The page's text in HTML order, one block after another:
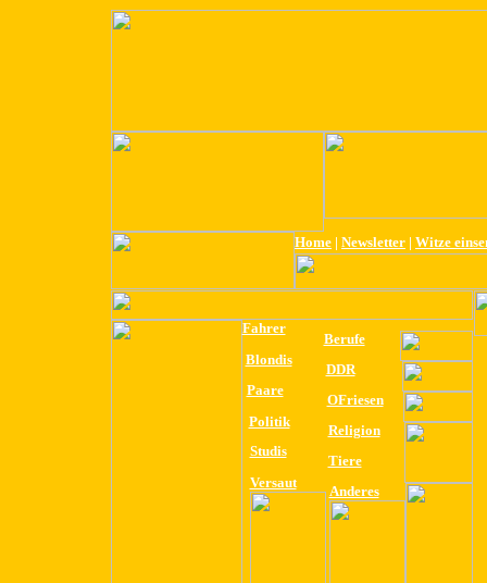
Home | Newsletter | Witze
Fahrer
Berufe
Blondis
DDR
Paare
OFriesen
Politik
Religion
Studis
Tiere
Versaut
Anderes